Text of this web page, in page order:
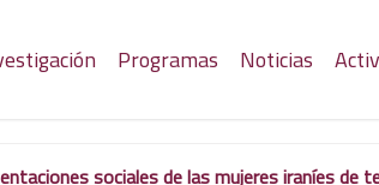
Programas Noticias
sociales de las mujeres iraníes de